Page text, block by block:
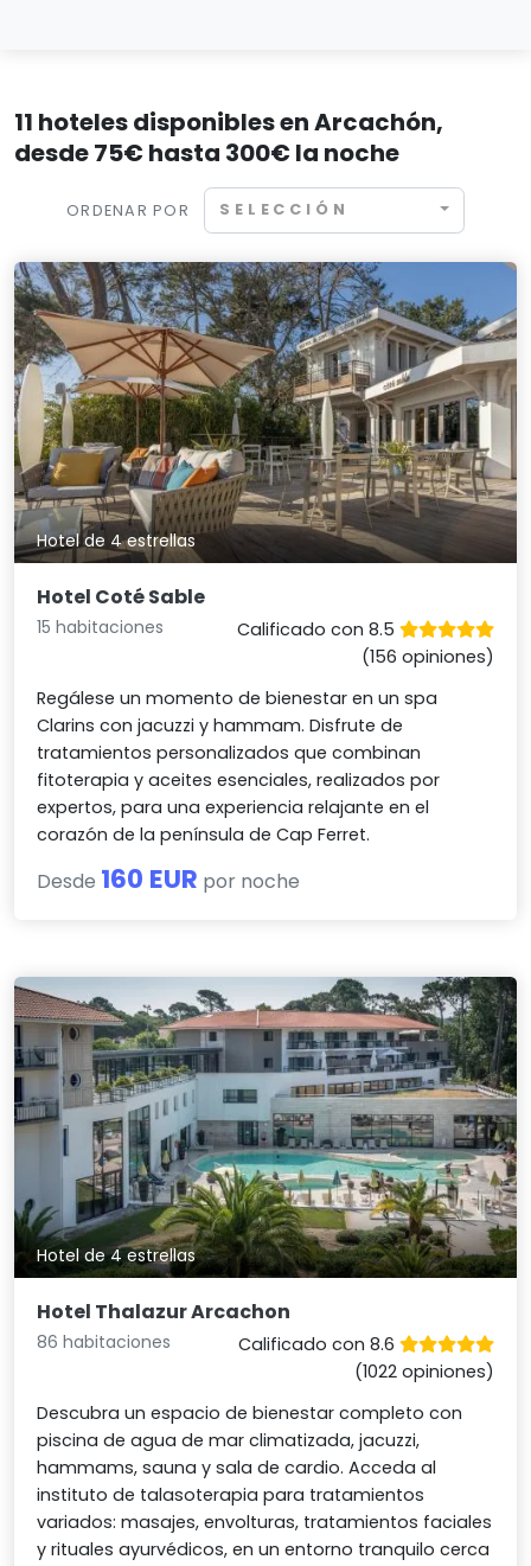
11 hoteles disponibles en Arcachón,
desde 75€ hasta 300€ la noche
ORDENAR POR SELECCIÓN
Hotel de 4 estrellas
Hotel Coté Sable
15 habitaciones
Calificado con 8.5
(156 opiniones)
Regálese un momento de bienestar en un spa
Clarins con jacuzzi y hammam. Disfrute de
tratamientos personalizados que combinan
fitoterapia y aceites esenciales, realizados por
expertos, para una experiencia relajante en el
corazón de la península de Cap Ferret.
Desde 160 EUR por noche
Hotel de 4 estrellas
Hotel Thalazur Arcachon
86 habitaciones
Calificado con 8.6
(1022 opiniones)
Descubra un espacio de bienestar completo con
piscina de agua de mar climatizada, jacuzzi,
hammams, sauna y sala de cardio. Acceda al
instituto de talasoterapia para tratamientos
variados: masajes, envolturas, tratamientos faciales
y rituales ayurvédicos, en un entorno tranquilo cerca